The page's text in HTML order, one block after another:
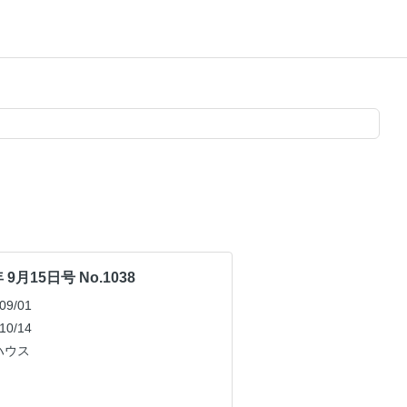
9月15日号 No.1038
01
14
ウス